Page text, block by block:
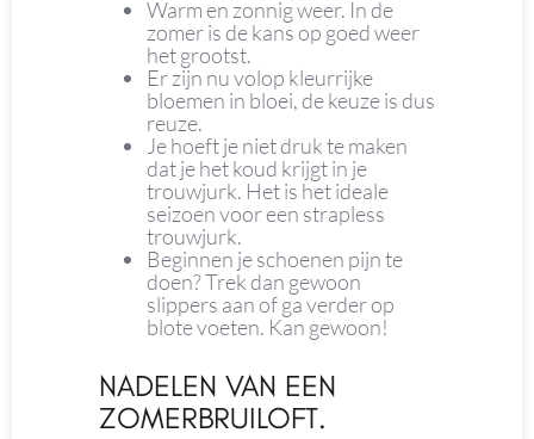
Warm en zonnig weer. In de
zomer is de kans op goed weer
het grootst.
Er zijn nu volop kleurrijke
bloemen in bloei, de keuze is dus
reuze.
Je hoeft je niet druk te maken
dat je het koud krijgt in je
trouwjurk. Het is het ideale
seizoen voor een strapless
trouwjurk.
Beginnen je schoenen pijn te
doen? Trek dan gewoon
slippers aan of ga verder op
blote voeten. Kan gewoon!
NADELEN VAN EEN
ZOMERBRUILOFT.